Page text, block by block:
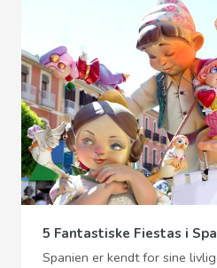
5 Fantastiske Fiestas i
Spanien er kendt for sine